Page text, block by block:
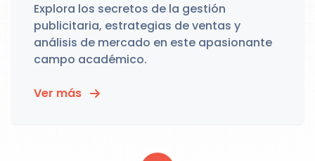
Explora los secretos de la gestión
publicitaria, estrategias de ventas y
análisis de mercado en este apasionante
campo académico.
Ver más